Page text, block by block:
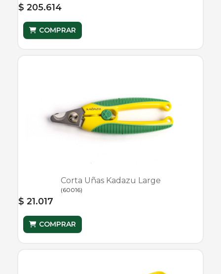
$ 205.614
COMPRAR
Corta Uñas Kadazu Large
(60016)
$ 21.017
COMPRAR